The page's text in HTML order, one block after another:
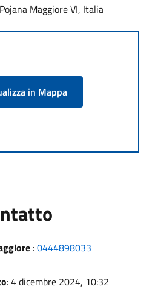
Maggiore VI, Italia
in Mappa
:0444898033
: 4 dicembre 2024, 10:32